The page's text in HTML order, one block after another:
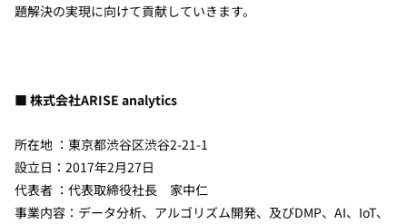
題解決の実現に向けて貢献していきます。
■ 株式会社ARISE analytics
所在地 ：東京都渋谷区渋谷2-21-1
設立日： 2017年2月27日
代表者 ：代表取締役社長 家中仁
事業内容：データ分析、アルゴリズム開発、及びDMP、 AI、 IoT、